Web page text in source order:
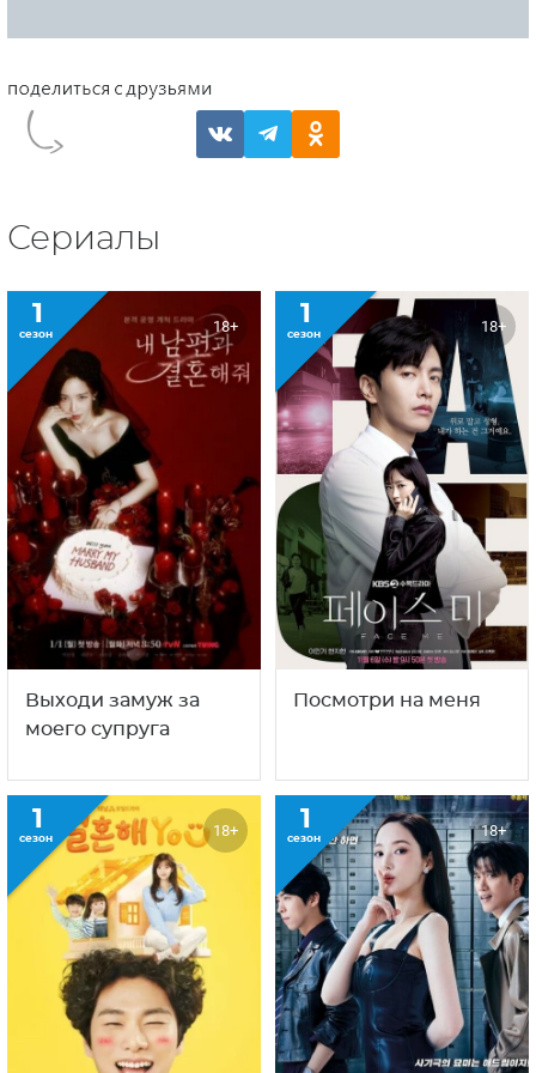
Сериалы
1
сезон 18+
Выходи замуж за
моего супруга
1
сезон 18+
Посмотри на меня
1
сезон 18+ 1
сезон 18+